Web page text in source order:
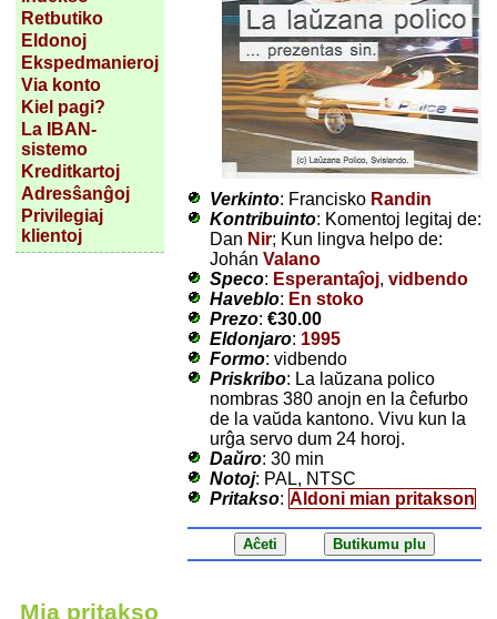
Retbutiko
Eldonoj
Ekspedmanieroj
Via konto
Kiel pagi?
La IBAN-
sistemo
Kreditkartoj
Adresŝanĝoj
Privilegiaj
klientoj
Verkinto: Francisko Randin
Kontribuinto: Komentoj legitaj de:
Dan Nir; Kun lingva helpo de:
Johán Valano
Speco: Esperantaĵoj, vidbendo
Haveblo: En stoko
Prezo: €30.00
Eldonjaro: 1995
Formo: vidbendo
Priskribo: La laŭzana polico
nombras 380 anojn en la ĉefurbo
de la vaŭda kantono. Vivu kun la
urĝa servo dum 24 horoj.
Daŭro: 30 min
Notoj: PAL, NTSC
Pritakso: Aldoni mian pritakson
Mia pritakso